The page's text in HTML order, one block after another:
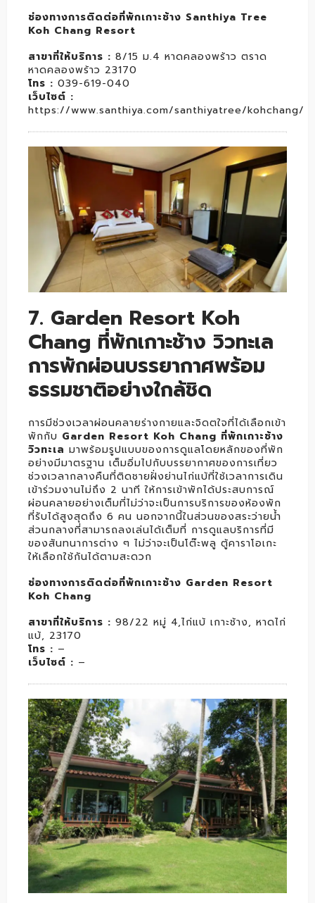
ช่องทางการติดต่อที่พักเกาะช้าง Santhiya Tree
Koh Chang Resort
สาขาที่ให้บริการ : 8/15 ม.4 หาดคลองพร้าว ตราด
หาดคลองพร้าว 23170
โทร : 039-619-040
เว็บไซต์ :
https://www.santhiya.com/santhiyatree/kohchang/
7. Garden Resort Koh
Chang ที่พักเกาะช้าง วิวทะเล
การพักผ่อนบรรยากาศพร้อม
ธรรมชาติอย่างใกล้ชิด
การมีช่วงเวลาผ่อนคลายร่างกายและจิดตใจที่ได้เลือกเข้า
พักกับ Garden Resort Koh Chang ที่พักเกาะช้าง
วิวทะเล มาพร้อมรูปแบบของการดูแลโดยหลักของที่พัก
อย่างมีมาตรฐาน เต็มอิ่มไปกับบรรยากาศของการเที่ยว
ช่วงเวลากลางคืนที่ติดชายฝั่งย่านไก่แบ้ที่ใช้เวลาการเดิน
เข้าร่วมงานไม่ถึง 2 นาที ให้การเข้าพักได้ประสบการณ์
ผ่อนคลายอย่างเต็มที่ไม่ว่าจะเป็นการบริการของห้องพัก
ที่รับได้สูงสุดถึง 6 คน นอกจากนี้ในส่วนของสระว่ายน้ำ
ส่วนกลางที่สามารถลงเล่นได้เต็มที่ การดูแลบริการที่มี
ของสันทนาการต่าง ๆ ไม่ว่าจะเป็นโต๊ะพลู ตู้คาราโอเกะ
ให้เลือกใช้กันได้ตามสะดวก
ช่องทางการติดต่อที่พักเกาะช้าง Garden Resort
Koh Chang
สาขาที่ให้บริการ : 98/22 หมู่ 4,ไก่แบ้ เกาะช้าง, หาดไก่
แบ้, 23170
โทร : –
เว็บไซต์ : –